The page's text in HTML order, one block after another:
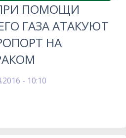
ПОМОЩИ
ГАЗА АТАКУЮТ
НА
- 10:10